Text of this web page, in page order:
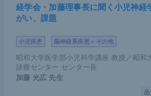
経学会・加藤理事長に聞く小児神経
がい、課題
小児疾患 脳神経系疾患＞その他
昭和大学医学部小児科学講座 教授／昭和
診療センター センター長
加藤 光広 先生